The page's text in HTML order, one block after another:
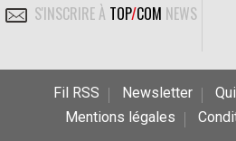
S'INSCRIRE À TOP/COM NEWS
Fil RSS Newsletter
Mentions légales